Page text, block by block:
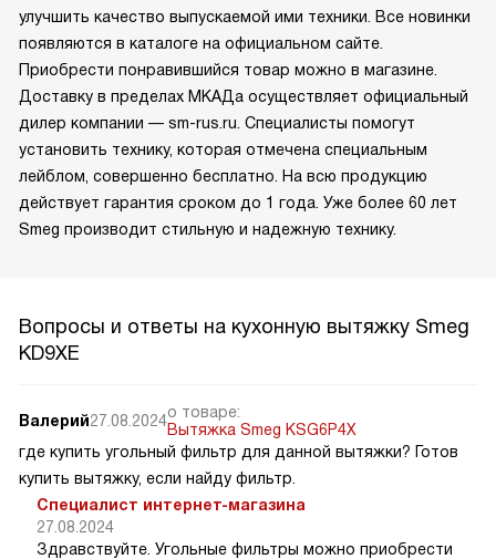
улучшить качество выпускаемой ими техники. Все новинки
появляются в каталоге на официальном сайте.
Приобрести понравившийся товар можно в магазине.
Доставку в пределах МКАДа осуществляет официальный
дилер компании — sm-rus.ru. Специалисты помогут
установить технику, которая отмечена специальным
лейблом, совершенно бесплатно. На всю продукцию
действует гарантия сроком до 1 года. Уже более 60 лет
Smeg производит стильную и надежную технику.
Вопросы и ответы на кухонную вытяжку Smeg
KD9XE
Валерий27.08.2024о товаре:
Вытяжка Smeg KSG6P4X
где купить угольный фильтр для данной вытяжки? Готов
купить вытяжку, если найду фильтр.
Специалист интернет-магазина
27.08.2024
Здравствуйте. Угольные фильтры можно приобрести